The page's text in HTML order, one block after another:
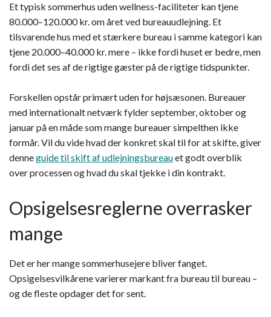
Et typisk sommerhus uden wellness-faciliteter kan tjene
80.000–120.000 kr. om året ved bureauudlejning. Et
tilsvarende hus med et stærkere bureau i samme kategori kan
tjene 20.000–40.000 kr. mere – ikke fordi huset er bedre, men
fordi det ses af de rigtige gæster på de rigtige tidspunkter.
Forskellen opstår primært uden for højsæsonen. Bureauer
med internationalt netværk fylder september, oktober og
januar på en måde som mange bureauer simpelthen ikke
formår. Vil du vide hvad der konkret skal til for at skifte, giver
denneguide til skift af udlejningsbureauet godt overblik
over processen og hvad du skal tjekke i din kontrakt.
Opsigelsesreglerne overrasker
mange
Det er her mange sommerhusejere bliver fanget.
Opsigelsesvilkårene varierer markant fra bureau til bureau –
og de fleste opdager det for sent.